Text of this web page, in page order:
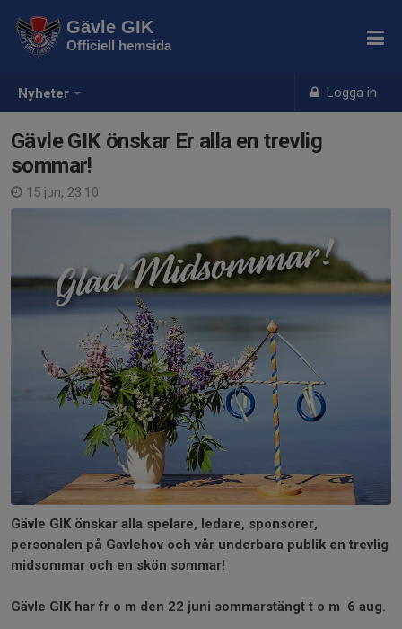
Nyheter Logga in
Gävle GIK
Officiell hemsida
Gävle GIK önskar Er alla en trevlig
sommar!
15 jun, 23:10
Gävle GIK önskar alla spelare, ledare, sponsorer,
personalen på Gavlehov och vår underbara publik en trevlig
midsommar och en skön sommar!
Gävle GIK har fr o m den 22 juni sommarstängt t o m 6 aug.